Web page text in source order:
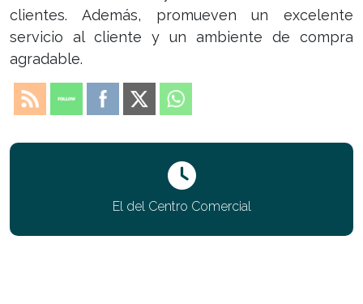
clientes. Además, promueven un excelente
servicio al cliente y un ambiente de compra
agradable.
El del Centro Comercial